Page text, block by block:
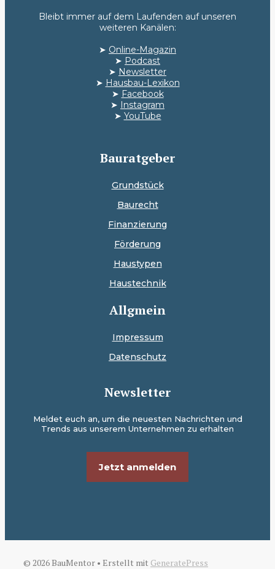
Bleibt immer auf dem Laufenden auf unseren
weiteren Kanälen:
➤ Online-Magazin
➤ Podcast
➤ Newsletter
➤ Hausbau-Lexikon
➤ Facebook
➤ Instagram
➤ YouTube
Bauratgeber
Grundstück
Baurecht
Finanzierung
Förderung
Haustypen
Haustechnik
Allgmein
Impressum
Datenschutz
Newsletter
Meldet euch an, um die neuesten Nachrichten und
Trends aus unserem Unternehmen zu erhalten
Jetzt anmelden
© 2026 BauMentor • Erstellt mit GeneratePress